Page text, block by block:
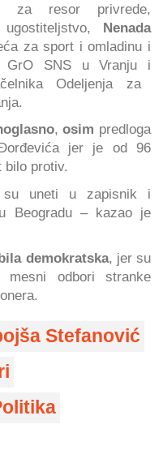
za resor privrede,
Nenada
za sport i omladinu i
GrO SNS u Vranju i
Odeljenja za
,osim predloga
jer je od 96
bilo protiv.
uneti u zapisnik i
Beogradu – kazao je
demokratska, jer su
mesni odbori stranke
Stefanović